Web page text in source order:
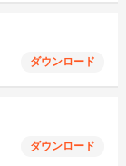
ダウンロード
ダウンロード